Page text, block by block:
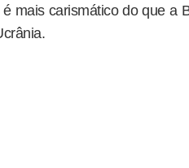
mais carismático do que a